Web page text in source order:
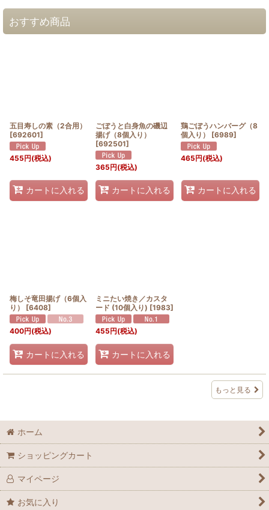
おすすめ商品
五目寿しの素（2合用）
[692601]
455円(税込)
カートに入れる
ごぼうと白身魚の磯辺
揚げ（8個入り）
[692501]
365円(税込)
カートに入れる
鶏ごぼうハンバーグ（8
個入り）
[6989]
465円(税込)
カートに入れる
梅しそ竜田揚げ（6個入
り）
[6408]
400円(税込)
カートに入れる
ミニたい焼き／カスタ
ード (10個入り) [1983]
455円(税込)
カートに入れる
もっと見る
ホーム
ショッピングカート
マイページ
お気に入り